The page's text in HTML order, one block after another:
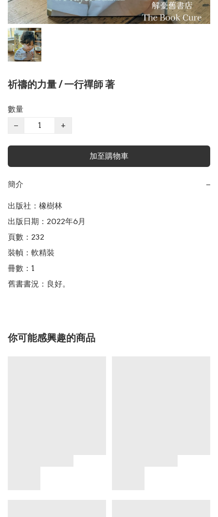
祈禱的力量 / 一行禪師 著
數量
−
+
加至購物車
簡介 −
出版社：橡樹林
出版日期：2022年6月
頁數：232
裝幀：軟精裝
冊數：1
舊書書況：良好。
你可能感興趣的商品